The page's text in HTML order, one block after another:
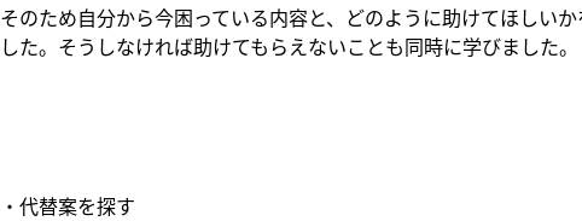
そのため自分から今困っている内容と、どのように助けてほしい
した。そうしなければ助けてもらえないことも同時に学びました。
・代替案を探す